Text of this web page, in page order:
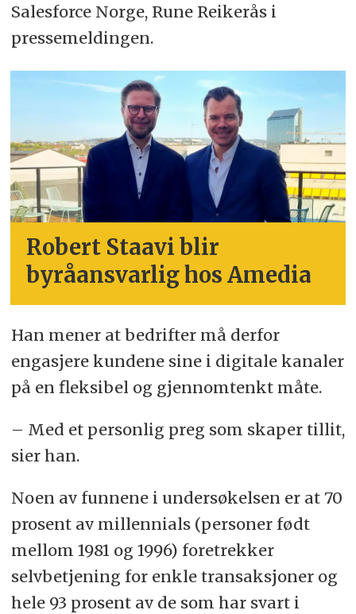
Salesforce Norge, Rune Reikerås i
pressemeldingen.
Robert Staavi blir
byråansvarlig hos Amedia
Han mener at bedrifter må derfor
engasjere kundene sine i digitale kanaler
på en fleksibel og gjennomtenkt måte.
– Med et personlig preg som skaper tillit,
sier han.
Noen av funnene i undersøkelsen er at 70
prosent av millennials (personer født
mellom 1981 og 1996) foretrekker
selvbetjening for enkle transaksjoner og
hele 93 prosent av de som har svart i